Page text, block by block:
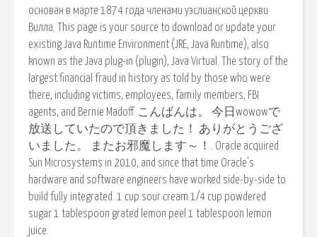
основан в марте 1874 года членами уэслианской церкви
Вилла. This page is your source to download or update your
existing Java Runtime Environment (JRE, Java Runtime), also
known as the Java plug-in (plugin), Java Virtual. The story of the
largest financial fraud in history as told by those who were
there, including victims, employees, family members, FBI
agents, and Bernie Madoff. こんばんは。 今日wowowで
放送していたので頂きました！ ありがとうござ
いました。 またお邪魔します～！. Oracle acquired
Sun Microsystems in 2010, and since that time Oracle's
hardware and software engineers have worked side-by-side to
build fully integrated. 1 cup sour cream 1/4 cup powdered
sugar 1 tablespoon grated lemon peel 1 tablespoon lemon
juice.